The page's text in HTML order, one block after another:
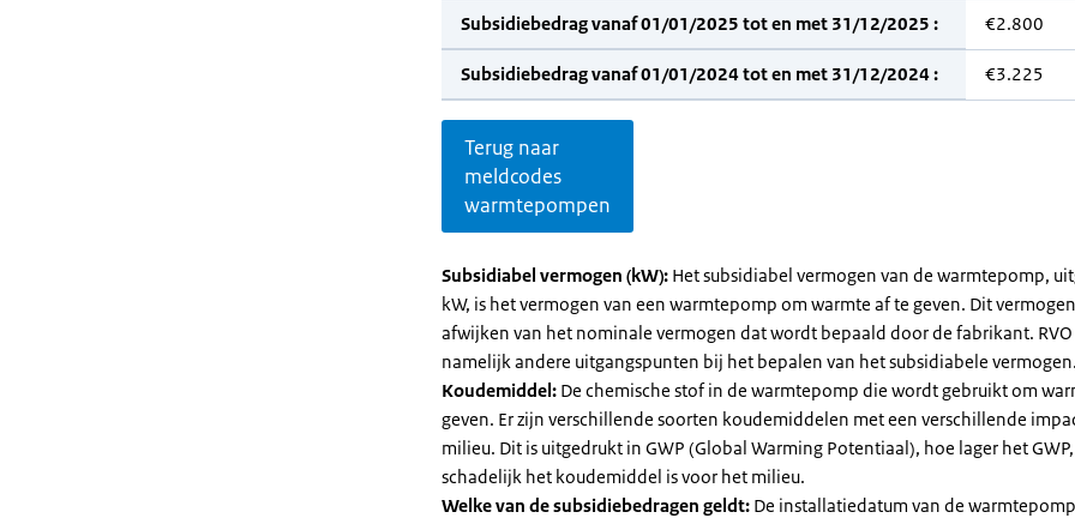
Subsidiebedrag vanaf 01/01/2025 tot en met 31/12/2025 : €2.800
Subsidiebedrag vanaf 01/01/2024 tot en met 31/12/2024 : €3.225
Terug naar
meldcodes
warmtepompen
Subsidiabel vermogen (kW): Het subsidiabel vermogen van de warmtepomp,
kW, is het vermogen van een warmtepomp om warmte af te geven. Dit
afwijken van het nominale vermogen dat wordt bepaald door de fabrikant.
namelijk andere uitgangspunten bij het bepalen van het subsidiabele vermogen.
Koudemiddel: De chemische stof in de warmtepomp die wordt gebruikt om
geven. Er zijn verschillende soorten koudemiddelen met een verschillende
milieu. Dit is uitgedrukt in GWP (Global Warming Potentiaal), hoe lager het
schadelijk het koudemiddel is voor het milieu.
Welke van de subsidiebedragen geldt: De installatiedatum van de